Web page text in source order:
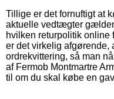
Tillige er det fornuftigt at
aktuelle vedtægter
hvilken returpolitik online
er det virkelig afgørende,
ordrekvittering, så man
af Fermob Montmartre
til om du skal købe en